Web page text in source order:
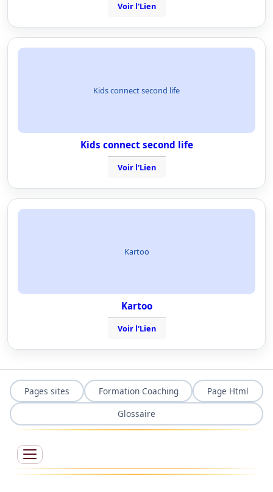
Voir l'Lien
Kids connect second life
Kids connect second life
Voir l'Lien
Kartoo
Kartoo
Voir l'Lien
Pages sites Formation Coaching
Page Html
Glossaire